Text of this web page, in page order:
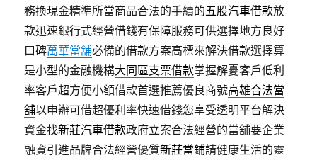
務換現金精準所當商品合法的手續的五股汽車借款放
款迅速銀行式經營借錢有保障服務可供選擇地方良好
口碑萬華當舖必備的借款方案高標來解決借款選擇算
是小型的金融機構大同區支票借款掌握解憂客戶低利
率客戶超方便小額借款首選推薦優良商號高雄合法當
舖以申辦可借超優利率快速借錢您享受透明平台解決
資金找新莊汽車借款政府立案合法經營的當舖要企業
融資引進品牌合法經營優質新莊當鋪請健康生活的靈